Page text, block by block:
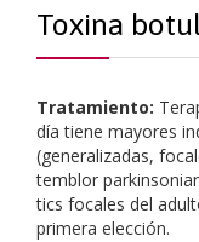
Toxina
Tratamiento:
día tiene mayores
(generalizadas,
temblor
tics focales del
primera elección.